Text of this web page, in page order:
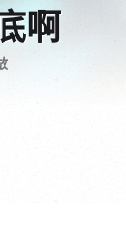
啊